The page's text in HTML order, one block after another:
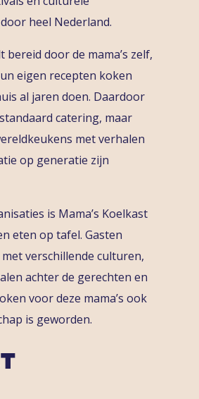
heel Nederland.
bereid door de mama’s zelf,
eigen recepten koken
al jaren doen. Daardoor
catering, maar
met verhalen
op generatie zijn
is Mama’s Koelkast
eten op tafel. Gasten
verschillende culturen,
achter de gerechten en
voor deze mama’s ook
is geworden.